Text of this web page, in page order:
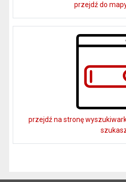
przejdź do
przejdź na stronę